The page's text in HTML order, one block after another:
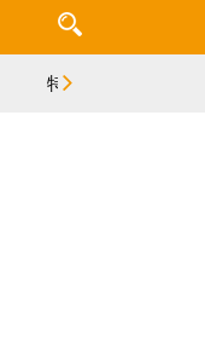
特集